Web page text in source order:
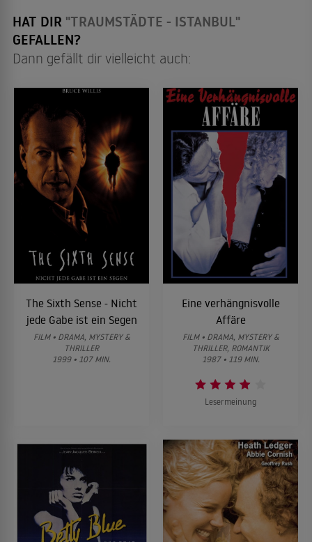
HAT DIR "TRAUMSTÄDTE - ISTANBUL"
GEFALLEN?
Dann gefällt dir vielleicht auch:
The Sixth Sense - Nicht
jede Gabe ist ein Segen
FILM • DRAMA, MYSTERY &
THRILLER
1999 • 107 MIN.
Eine verhängnisvolle
Affäre
FILM • DRAMA, MYSTERY &
THRILLER, ROMANTIK
1987 • 119 MIN.
Lesermeinung